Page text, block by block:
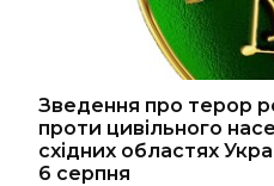
Зведення про терор
проти цивільного
східних областях
6 серпня